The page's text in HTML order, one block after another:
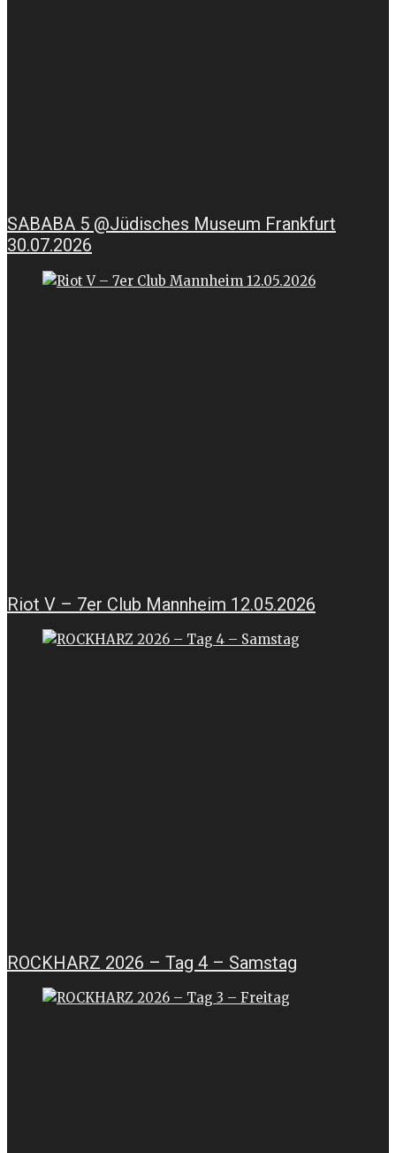
SABABA 5 @Jüdisches Museum Frankfurt
30.07.2026
Riot V – 7er Club Mannheim 12.05.2026
ROCKHARZ 2026 – Tag 4 – Samstag